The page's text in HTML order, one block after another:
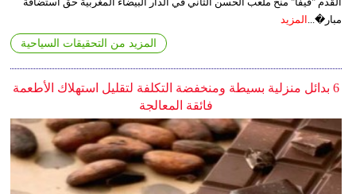
مبار�... المزيد
المزيد من التحقيقات السياحية
6 بدائل منزلية بسيطة ومنخفضة التكلفة لتقليل استهلاك الأطعمة
فائقة المعالجة